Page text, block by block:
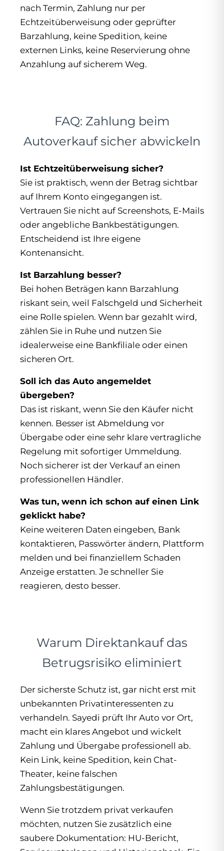
nach Termin, Zahlung nur per
Echtzeitüberweisung oder geprüfter
Barzahlung, keine Spedition, keine
externen Links, keine Reservierung ohne
Anzahlung auf sicherem Weg.
FAQ: Zahlung beim
Autoverkauf sicher abwickeln
Ist Echtzeitüberweisung sicher?
Sie ist praktisch, wenn der Betrag sichtbar
auf Ihrem Konto eingegangen ist.
Vertrauen Sie nicht auf Screenshots, E-Mails
oder angebliche Bankbestätigungen.
Entscheidend ist Ihre eigene
Kontenansicht.
Ist Barzahlung besser?
Bei hohen Beträgen kann Barzahlung
riskant sein, weil Falschgeld und Sicherheit
eine Rolle spielen. Wenn bar gezahlt wird,
zählen Sie in Ruhe und nutzen Sie
idealerweise eine Bankfiliale oder einen
sicheren Ort.
Soll ich das Auto angemeldet
übergeben?
Das ist riskant, wenn Sie den Käufer nicht
kennen. Besser ist Abmeldung vor
Übergabe oder eine sehr klare vertragliche
Regelung mit sofortiger Ummeldung.
Noch sicherer ist der Verkauf an einen
professionellen Händler.
Was tun, wenn ich schon auf einen Link
geklickt habe?
Keine weiteren Daten eingeben, Bank
kontaktieren, Passwörter ändern, Plattform
melden und bei finanziellem Schaden
Anzeige erstatten. Je schneller Sie
reagieren, desto besser.
Warum Direktankauf das
Betrugsrisiko eliminiert
Der sicherste Schutz ist, gar nicht erst mit
unbekannten Privatinteressenten zu
verhandeln. Sayedi prüft Ihr Auto vor Ort,
macht ein klares Angebot und wickelt
Zahlung und Übergabe professionell ab.
Kein Link, keine Spedition, kein Chat-
Theater, keine falschen
Zahlungsbestätigungen.
Wenn Sie trotzdem privat verkaufen
möchten, nutzen Sie zusätzlich eine
saubere Dokumentation: HU-Bericht,